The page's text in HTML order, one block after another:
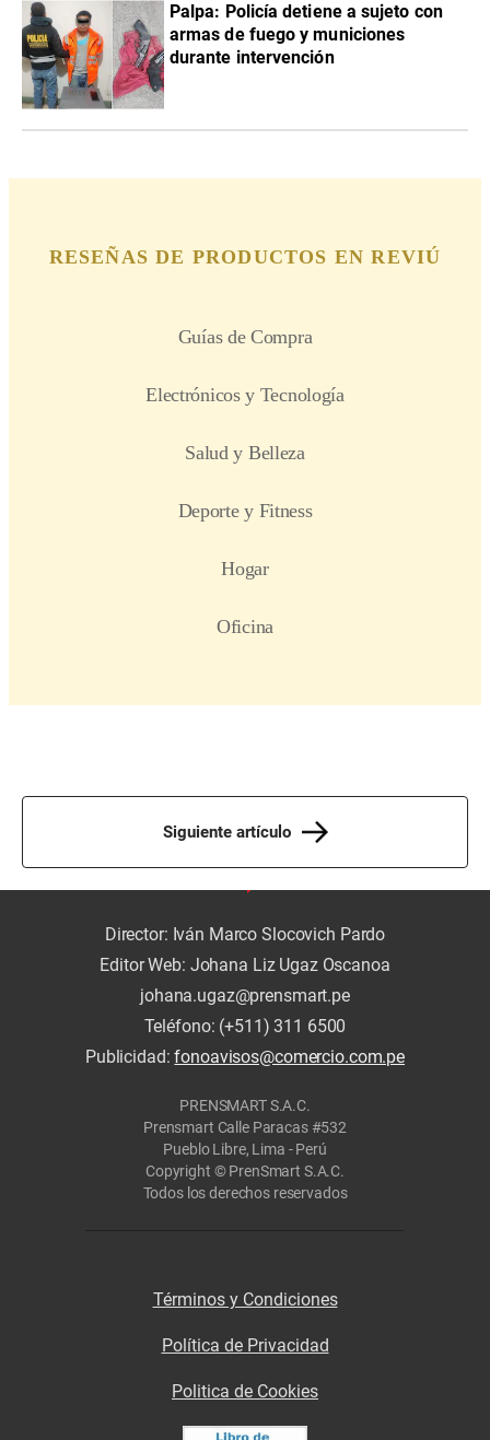
Palpa: Policía detiene a sujeto con
armas de fuego y municiones
durante intervención
Siguiente artículo
Director: Iván Marco Slocovich Pardo
Editor Web: Johana Liz Ugaz Oscanoa
johana.ugaz@prensmart.pe
Teléfono: (+511) 311 6500
Publicidad:fonoavisos@comercio.com.pe
PRENSMART S.A.C.
Prensmart Calle Paracas #532
Pueblo Libre, Lima - Perú
Copyright © PrenSmart S.A.C.
Todos los derechos reservados
Términos y Condiciones
Política de Privacidad
Politica de Cookies